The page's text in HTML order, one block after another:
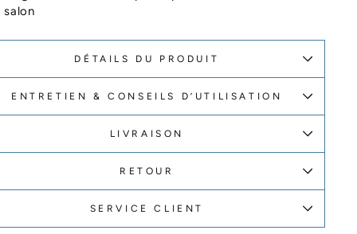
DÉTAILS DU PRODUIT
ENTRETIEN & CONSEILS D’UTILISATION
LIVRAISON
RETOUR
SERVICE CLIENT